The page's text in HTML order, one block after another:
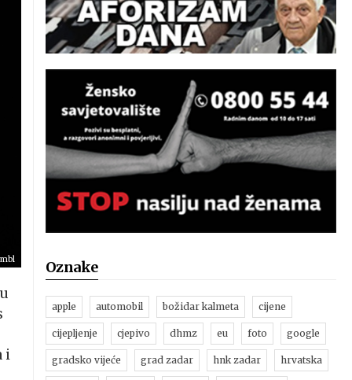
i
Oznake
apple automobil božidar kalmeta cijene
cijepljenje cjepivo dhmz eu foto google
gradsko vijeće grad zadar hnk zadar hrvatska